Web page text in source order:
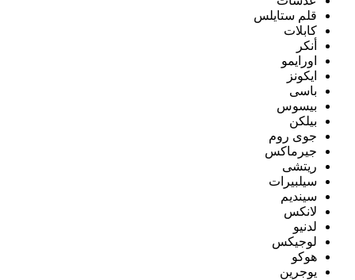
قلم ستايلس
كابلات
أنكر
اورايمو
ايكونز
باسى
بيسوس
بيلكن
جوى روم
جيرماكس
ريتشى
سيلبيرات
سينديم
لانكس
لدنيو
لوجيكس
هوكو
يوجرين